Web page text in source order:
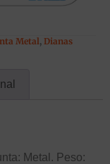
Metal, Dianas
Metal. Peso: